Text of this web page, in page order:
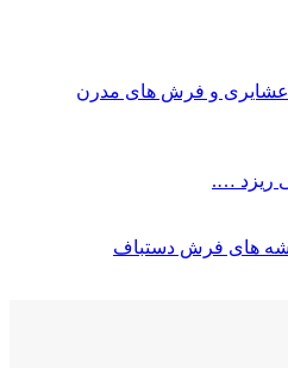
و فرش های مدرن
ریزد ….
های فرش دستباف